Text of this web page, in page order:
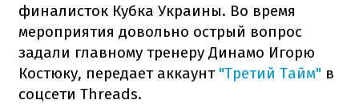
финалисток Кубка Украины. Во время
мероприятия довольно острый вопрос
задали главному тренеру Динамо Игорю
Костюку, передает аккаунт "Третий Тайм" в
соцсети Threads.